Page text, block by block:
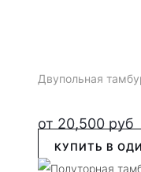
Двупольная
от 20,500 руб
КУПИТЬ В